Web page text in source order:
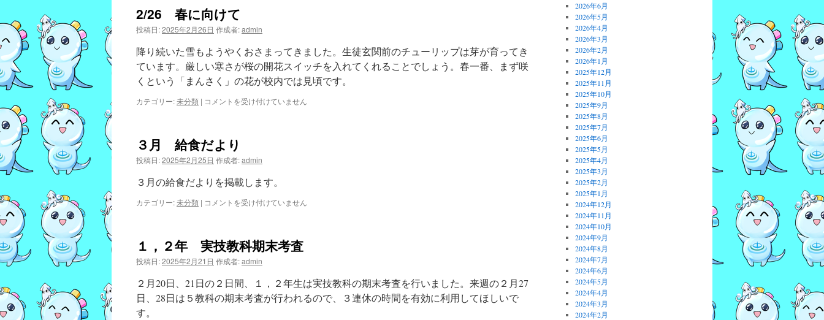
定
は
2/26 春に向けて
投稿日:2025年2月26日 作成者:admin
降り続いた雪もようやくおさまってきました。生徒玄関前のチューリップは芽が育ってき
ています。厳しい寒さが桜の開花スイッチを入れてくれることでしょう。春一番、まず咲
くという「まんさく」の花が校内では見頃です。
カテゴリー:未分類 | 2/26
け
て
は
コメントを受け付けていません
３月 給食だより
投稿日:2025年2月25日 作成者:admin
３月の給食だよりを掲載します。
カテゴリー:未分類 | ３
だ
よ
り
は
コメントを受け付けていません
１，２年 実技教科期末考査
投稿日:2025年2月21日 作成者:admin
２月20日、21日の２日間、１，２年生は実技教科の期末考査を行いました。来週の２月27
日、28日は５教科の期末考査が行われるので、３連休の時間を有効に利用してほしいで
す。
2026年6月
2026年5月
2026年4月
2026年3月
2026年2月
2026年1月
2025年12月
2025年11月
2025年10月
2025年9月
2025年8月
2025年7月
2025年6月
2025年5月
2025年4月
2025年3月
2025年2月
2025年1月
2024年12月
2024年11月
2024年10月
2024年9月
2024年8月
2024年7月
2024年6月
2024年5月
2024年4月
2024年3月
2024年2月